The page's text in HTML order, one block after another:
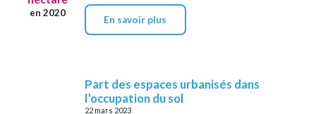
en 2020
En savoir plus
Part des espaces urbanisés dans
l’occupation du sol
22 mars 2023